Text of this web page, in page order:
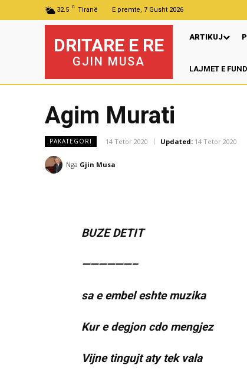
32.5 C Tiranë E premte, 7 Gusht 2026
DRITARE E RE
GJIN MUSA
ARTIKUJ
LAJMET E
Agim Murati
PAKATEGORI 14 Tetor 2020 Updated: 14 Tetor 2020
Nga Gjin Musa
BUZE DETIT
——————–
sa e embel eshte muzika
Kur e degjon cdo mengjez
Vijne tingujt aty tek vala